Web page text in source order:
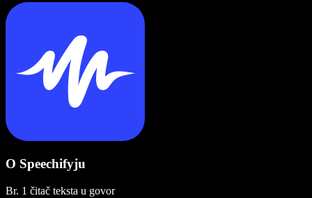
O Speechifyju
Br. 1 čitač teksta u govor